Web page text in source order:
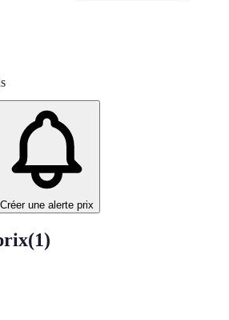
Créer une alerte prix
(1)